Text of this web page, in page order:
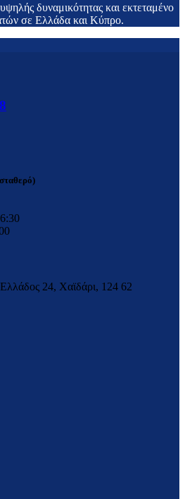
δυναμικότητας και εκτεταμένο
σε Ελλάδα και Κύπρο.
24, Χαϊδάρι, 124 62